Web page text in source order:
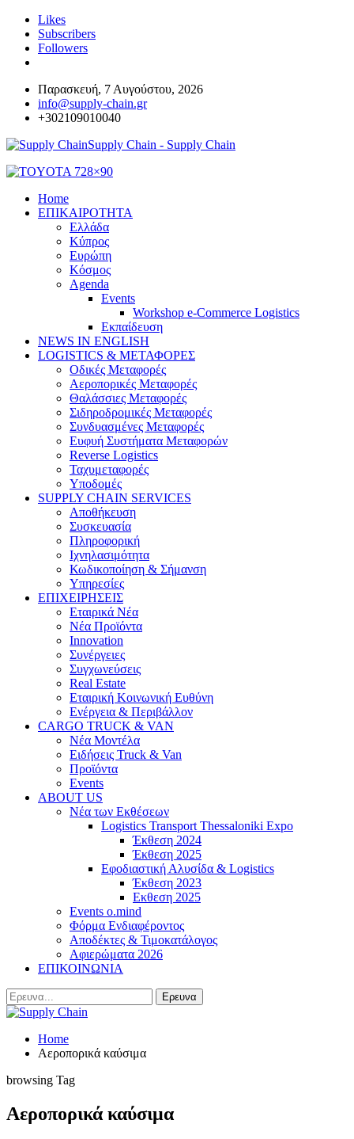
Likes
Subscribers
Followers
Παρασκευή, 7 Αυγούστου, 2026
info@supply-chain.gr
+302109010040
Supply Chain - Supply Chain
Home
ΕΠΙΚΑΙΡΟΤΗΤΑ
Ελλάδα
Κύπρος
Ευρώπη
Κόσμος
Agenda
Events
Workshop e-Commerce Logistics
Εκπαίδευση
NEWS IN ENGLISH
LOGISTICS & ΜΕΤΑΦΟΡΕΣ
Οδικές Μεταφορές
Αεροπορικές Μεταφορές
Θαλάσσιες Μεταφορές
Σιδηροδρομικές Μεταφορές
Συνδυασμένες Μεταφορές
Ευφυή Συστήματα Μεταφορών
Reverse Logistics
Ταχυμεταφορές
Υποδομές
SUPPLY CHAIN SERVICES
Αποθήκευση
Συσκευασία
Πληροφορική
Ιχνηλασιμότητα
Κωδικοποίηση & Σήμανση
Υπηρεσίες
ΕΠΙΧΕΙΡΗΣΕΙΣ
Εταιρικά Νέα
Νέα Προϊόντα
Innovation
Συνέργειες
Συγχωνεύσεις
Real Estate
Εταιρική Κοινωνική Ευθύνη
Ενέργεια & Περιβάλλον
CARGO TRUCK & VAN
Νέα Μοντέλα
Ειδήσεις Truck & Van
Προϊόντα
Events
ABOUT US
Νέα των Εκθέσεων
Logistics Transport Thessaloniki Expo
Έκθεση 2024
Έκθεση 2025
Εφοδιαστική Αλυσίδα & Logistics
Έκθεση 2023
Εκθεση 2025
Events o.mind
Φόρμα Ενδιαφέροντος
Αποδέκτες & Τιμοκατάλογος
Αφιερώματα 2026
ΕΠΙΚΟΙΝΩΝΙΑ
Home
Αεροπορικά καύσιμα
browsing Tag
Αεροπορικά καύσιμα